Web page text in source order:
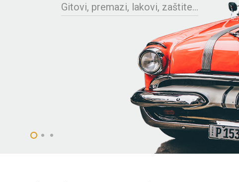
Gitovi, premazi, lakovi, zaštite...